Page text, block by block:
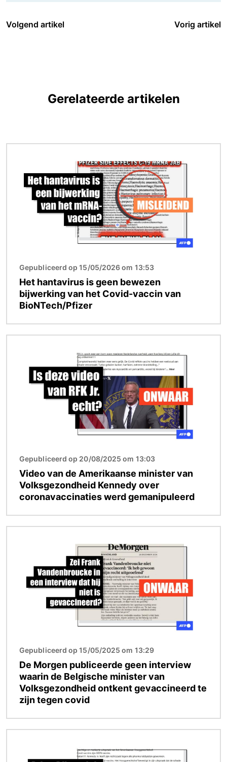
Volgend artikel Vorig artikel
Gerelateerde artikelen
Gepubliceerd op 15/05/2026 om 13:53
Het hantavirus is geen bewezen
bijwerking van het Covid-vaccin van
BioNTech/Pfizer
Gepubliceerd op 20/08/2025 om 13:03
Video van de Amerikaanse minister van
Volksgezondheid Kennedy over
coronavaccinaties werd gemanipuleerd
Gepubliceerd op 15/05/2025 om 13:29
De Morgen publiceerde geen interview
waarin de Belgische minister van
Volksgezondheid ontkent gevaccineerd te
zijn tegen covid